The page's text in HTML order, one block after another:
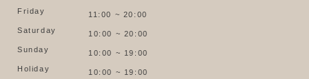
Friday
11:00 ~ 20:00
Saturday
10:00 ~ 20:00
Sunday
10:00 ~ 19:00
Holiday
10:00 ~ 19:00